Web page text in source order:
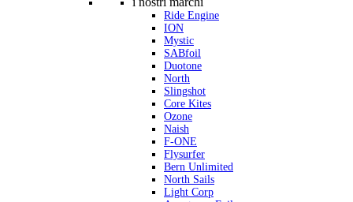
Ride Engine
ION
Mystic
SABfoil
Duotone
North
Slingshot
Core Kites
Ozone
Naish
F-ONE
Flysurfer
Bern Unlimited
North Sails
Light Corp